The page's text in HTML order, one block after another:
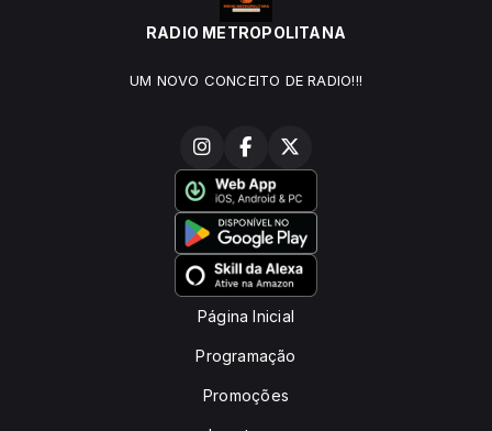
RADIO METROPOLITANA
UM NOVO CONCEITO DE RADIO!!!
Página Inicial
Programação
Promoções